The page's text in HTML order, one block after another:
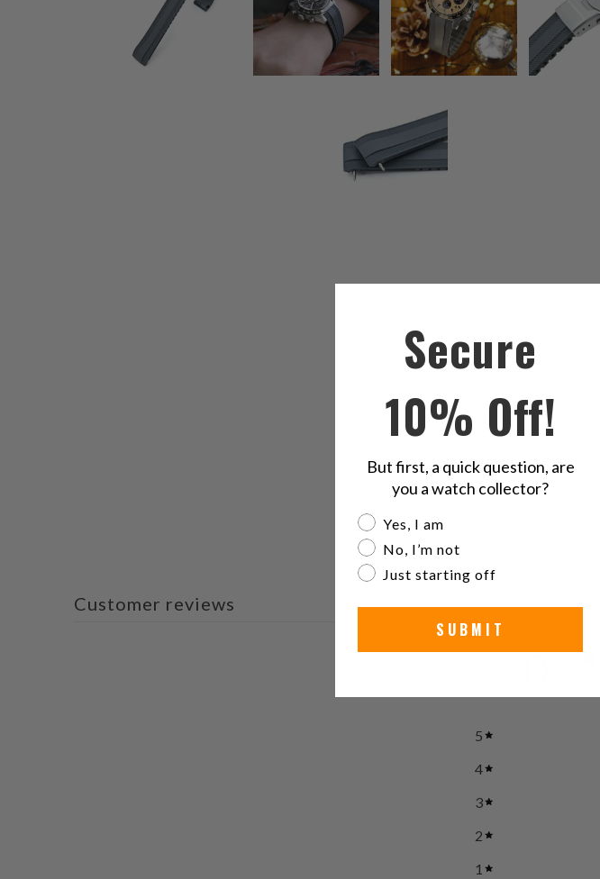
Customer reviews
0 0
5
4
3
2
1
Secure
10% Off!
But first, a quick question, are
you a watch collector?
Are you a watch collector?
Yes, I am
No, I’m not
Just starting off
SUBMIT